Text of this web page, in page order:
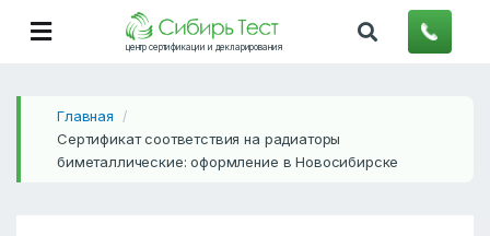
центр сертификации и декларирования
Главная /
Сертификат соответствия на радиаторы
биметаллические: оформление в Новосибирске